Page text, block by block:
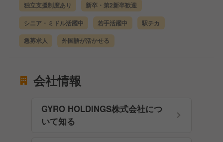
独立支援制度あり 新卒・第2新卒歓迎
シニア・ミドル活躍中 若手活躍中 駅チカ
急募求人 外国語が活かせる
会社情報
GYRO HOLDINGS株式会社につ
いて知る